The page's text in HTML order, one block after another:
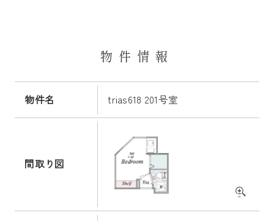
物件情報
物件名 trias618 201号室
間取り図